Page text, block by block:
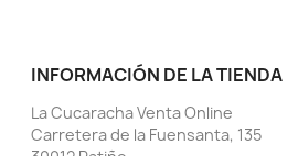
INFORMACIÓN DE LA TIENDA
La Cucaracha Venta Online
Carretera de la Fuensanta, 135